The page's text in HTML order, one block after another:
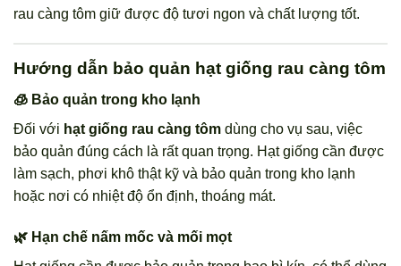
rau càng tôm giữ được độ tươi ngon và chất lượng tốt.
Hướng dẫn bảo quản hạt giống rau càng tôm
🧊 Bảo quản trong kho lạnh
Đối với hạt giống rau càng tôm dùng cho vụ sau, việc
bảo quản đúng cách là rất quan trọng. Hạt giống cần được
làm sạch, phơi khô thật kỹ và bảo quản trong kho lạnh
hoặc nơi có nhiệt độ ổn định, thoáng mát.
🌿 Hạn chế nấm mốc và mối mọt